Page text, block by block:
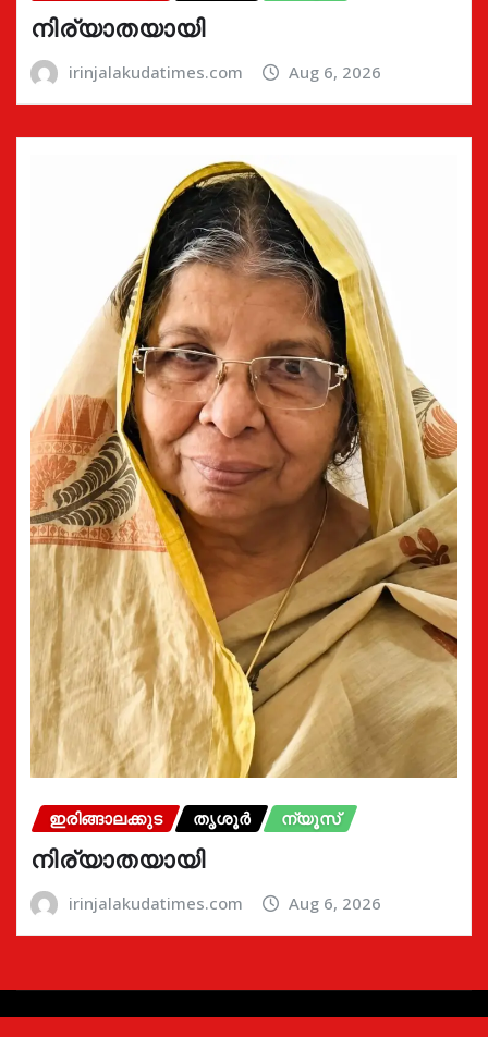
നിര്യാതയായി
irinjalakudatimes.com Aug 6, 2026
ഇരിങ്ങാലക്കുട തൃശൂർ ന്യൂസ്
നിര്യാതയായി
irinjalakudatimes.com Aug 6, 2026